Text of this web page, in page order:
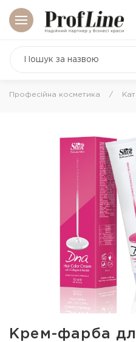
Професійна косметика
Крем-фарба